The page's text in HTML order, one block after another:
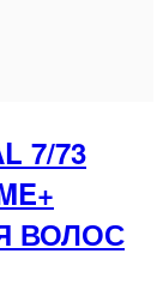
7/73
ВОЛОС